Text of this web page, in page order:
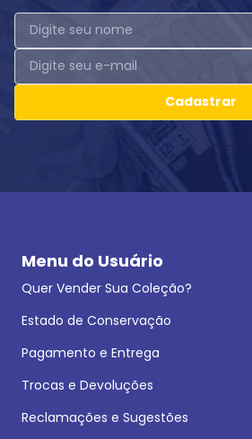
Cadastrar
Menu do Usuário
Quer Vender Sua Coleção?
Estado de Conservação
Pagamento e Entrega
Trocas e Devoluções
Reclamações e Sugestões